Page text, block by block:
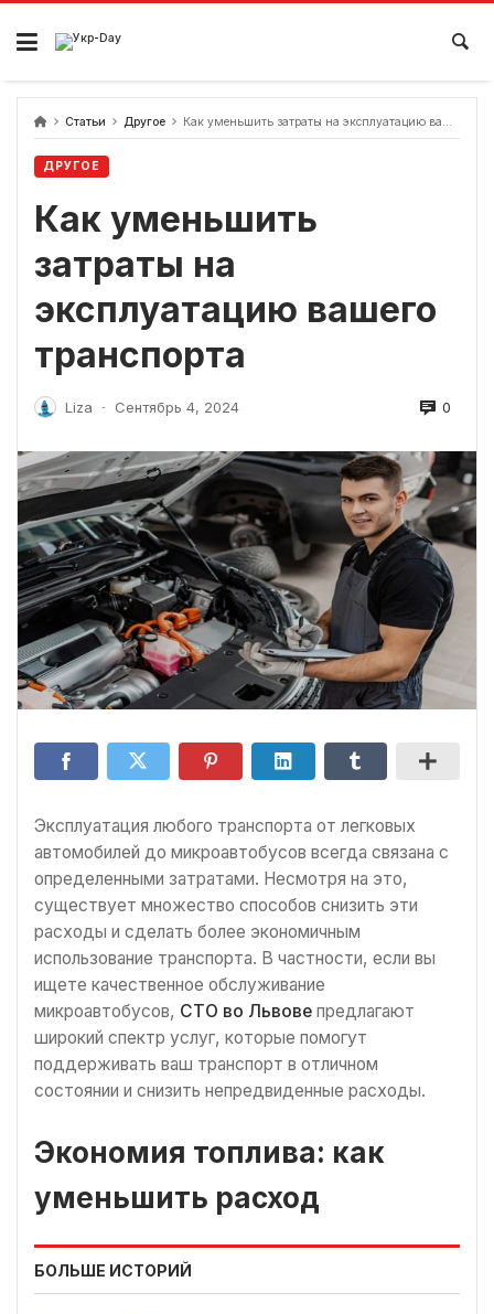
перейти
содержанию
Статьи Другое Как уменьшить затраты на эксплуатацию вашего транспорта
ДРУГОЕ
Как уменьшить
затраты на
эксплуатацию вашего
транспорта
Liza - Сентябрь 4, 2024 0
Эксплуатация любого транспорта от легковых
автомобилей до микроавтобусов всегда связана с
определенными затратами. Несмотря на это,
существует множество способов снизить эти
расходы и сделать более экономичным
использование транспорта. В частности, если вы
ищете качественное обслуживание
микроавтобусов, СТО во Львове предлагают
широкий спектр услуг, которые помогут
поддерживать ваш транспорт в отличном
состоянии и снизить непредвиденные расходы.
Экономия топлива: как
уменьшить расход
БОЛЬШЕ ИСТОРИЙ